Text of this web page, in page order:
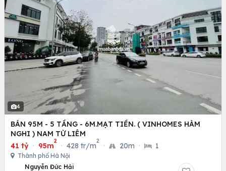
4
BÁN 95M - 5 TẦNG - 6M.MẠT TIỀN. ( VINHOMES HÀM
NGHI ) NAM TỪ LIÊM
41 tỷ · 95m
2
· 428 tr/m
2
· 20m · 1
Thành phố Hà Nội
Nguyễn Đức Hải